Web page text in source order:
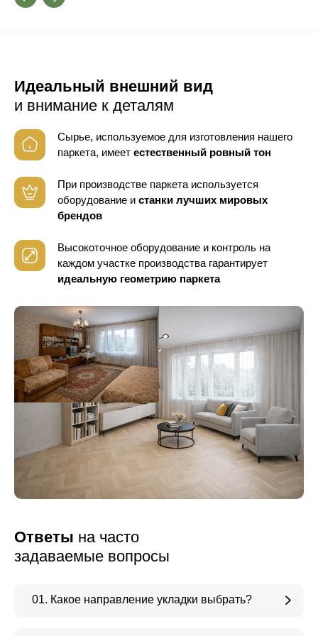
Идеальный внешний вид
и внимание к деталям
Сырье, используемое для изготовления нашего
паркета, имеет естественный ровный тон
При производстве паркета используется
оборудование и станки лучших мировых
брендов
Высокоточное оборудование и контроль на
каждом участке производства гарантирует
идеальную геометрию паркета
Ответы на часто
задаваемые вопросы
01. Какое направление укладки выбрать?